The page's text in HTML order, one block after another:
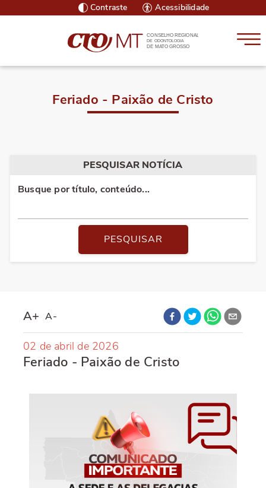
Contraste Acessibilidade
CONSELHO REGIONAL
DE ODONTOLOGIA
DE MATO GROSSO
Feriado - Paixão de Cristo
PESQUISAR NOTÍCIA
Busque por título, conteúdo...
PESQUISAR
A+ A-
02 de abril de 2026
Feriado - Paixão de Cristo